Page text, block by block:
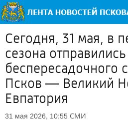
Сегодня, 31 мая, в
сезона
беспересадочного
Псков — Великий
Евпатория
31 мая 2026, 10:55 СМИ